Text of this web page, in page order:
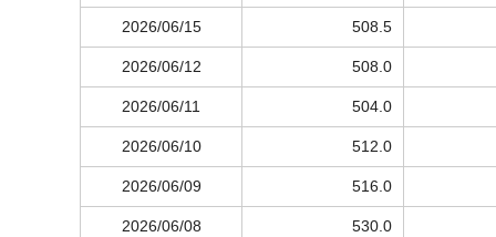
2026/06/15 508.5
2026/06/12 508.0
2026/06/11 504.0
2026/06/10 512.0
2026/06/09 516.0
2026/06/08 530.0